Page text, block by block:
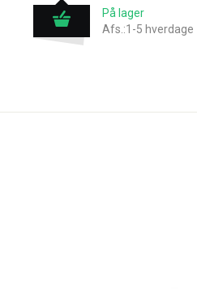
På lager
Afs.:1-5 hverdage